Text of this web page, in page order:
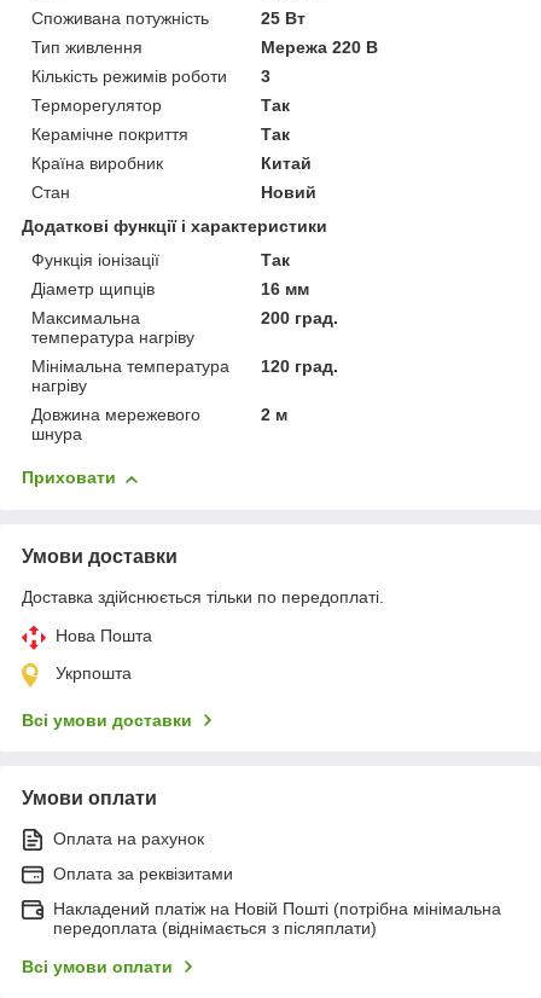
Споживана потужність
25 Вт
Тип живлення
Мережа 220 В
Кількість режимів роботи
3
Терморегулятор
Так
Керамічне покриття
Так
Країна виробник
Китай
Стан
Новий
Додаткові функції і характеристики
Функція іонізації
Так
Діаметр щипців
16 мм
Максимальна
температура нагріву
200 град.
Мінімальна температура
нагріву
120 град.
Довжина мережевого
шнура
2 м
Приховати
Умови доставки
Доставка здійснюється тільки по передоплаті.
Нова Пошта
Укрпошта
Всі умови доставки
Умови оплати
Оплата на рахунок
Оплата за реквізитами
Накладений платіж на Новій Пошті (потрібна мінімальна
передоплата (віднімається з післяплати)
Всі умови оплати